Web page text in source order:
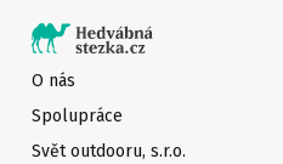
O nás
Spolupráce
Svět outdooru, s.r.o.